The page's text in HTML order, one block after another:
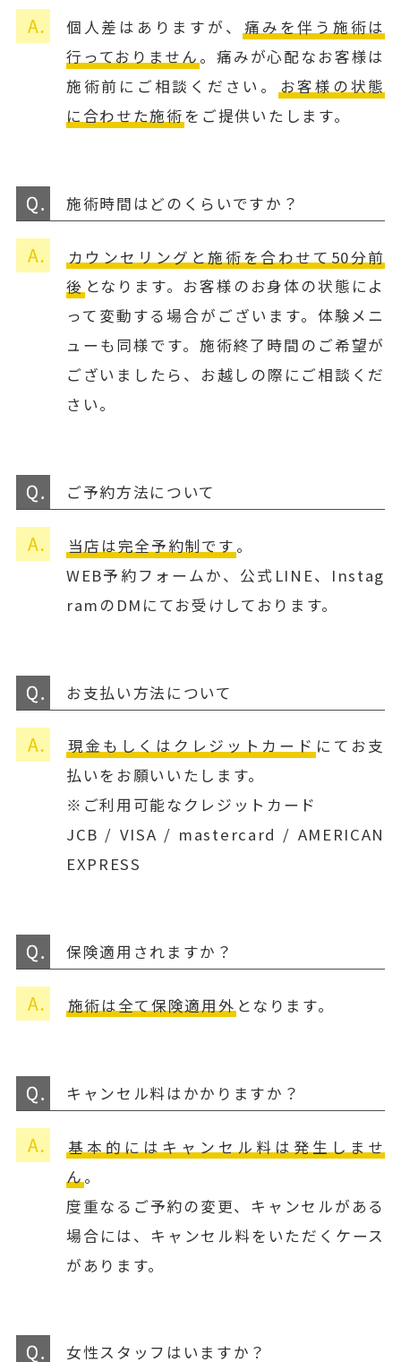
個人差はありますが、 痛みを伴う施術は
行っておりません 。痛みが心配なお客様は
施術前にご相談ください。
お客様の状態
に合わせた施術をご提供いたします。
施術時間はどのくらいですか？
カウンセリングと施術を合わせて50分前
後 となります。お客様のお身体の状態によ
って変動する場合がございます。体験メニ
ューも同様です。施術終了時間のご希望が
ございましたら、お越しの際にご相談くだ
さい。
ご予約方法について
当店は完全予約制です 。
WEB予約フォームか、公式LINE、Instag
ramのDMにてお受けしております。
お支払い方法について
現金もしくはクレジットカード にてお支
払いをお願いいたします。
※ご利用可能なクレジットカード
JCB / VISA / mastercard / AMERICAN
EXPRESS
保険適用されますか？
施術は全て保険適用外 となります。
キャンセル料はかかりますか？
基本的にはキャンセル料は発生しませ
ん 。
度重なるご予約の変更、キャンセルがある
場合には、キャンセル料をいただくケース
があります。
女性スタッフはいますか？